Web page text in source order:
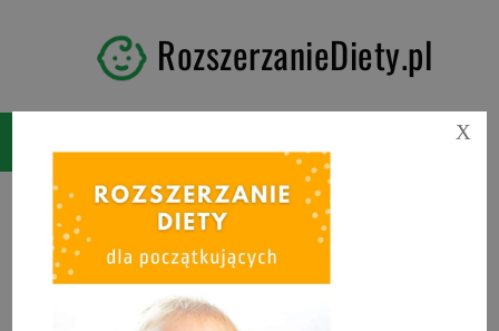
RozszerzanieDiety.pl
Tag:kotlety fasolowe dla
niemowlaka
X